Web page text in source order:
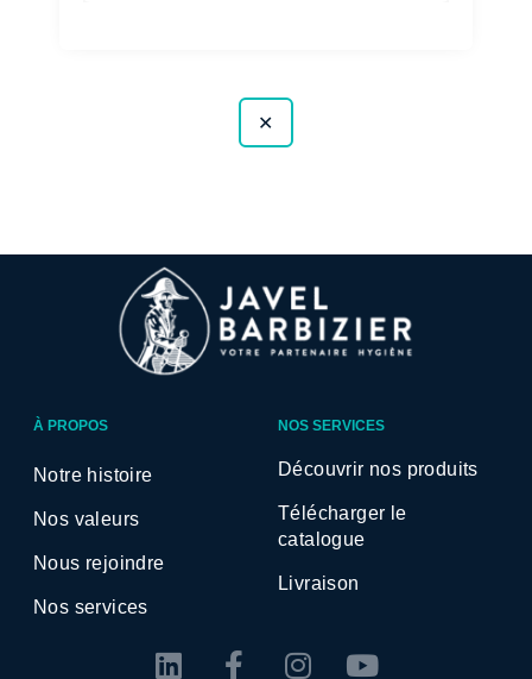
✕
À PROPOS
Notre histoire
Nos valeurs
Nous rejoindre
Nos services
NOS SERVICES
Découvrir nos produits
Télécharger le
catalogue
Livraison